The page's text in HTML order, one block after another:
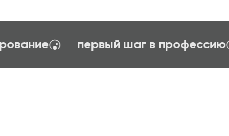
управления тайм-менеджент